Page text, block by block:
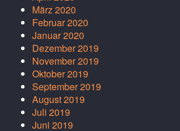
März 2020
Februar 2020
Januar 2020
Dezember 2019
November 2019
Oktober 2019
September 2019
August 2019
Juli 2019
Juni 2019